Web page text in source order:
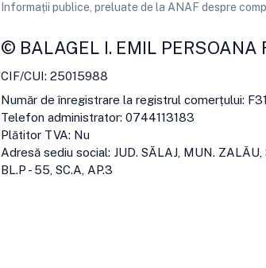
Informații publice, preluate de la ANAF despre
© BALAGEL I. EMIL PERSOANA
CIF/CUI: 25015988
Număr de înregistrare la registrul comerțului:
Telefon administrator: 0744113183
Plătitor TVA: Nu
Adresă sediu social: JUD. SĂLAJ, MUN. ZALĂU,
BL.P - 55, SC.A, AP.3